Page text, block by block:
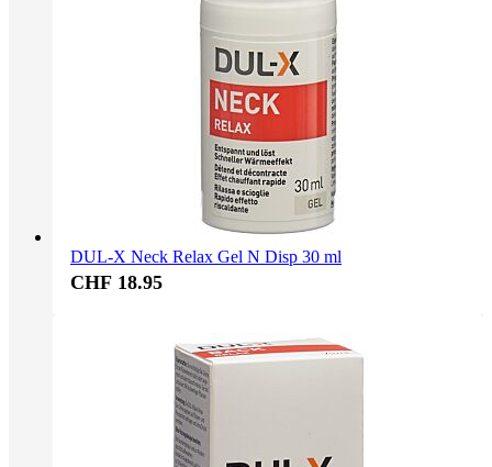
DUL-X Neck Relax Gel N Disp 30 ml
CHF 18.95